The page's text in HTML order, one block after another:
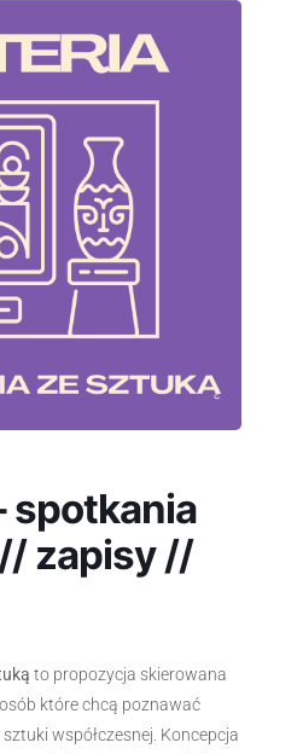
spotkania
zapisy //
to propozycja skierowana
które chcą poznawać
współczesnej. Koncepcja